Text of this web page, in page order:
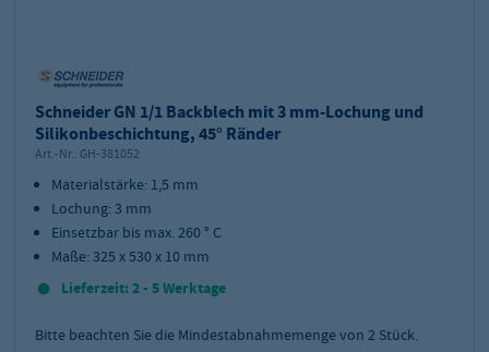
Schneider GN 1/1 Backblech mit 3 mm-Lochung und
Silikonbeschichtung, 45° Ränder
Art.-Nr.: GH-381052
Materialstärke: 1,5 mm
Lochung: 3 mm
Einsetzbar bis max. 260 ° C
Maße: 325 x 530 x 10 mm
Lieferzeit: 2 - 5 Werktage
Bitte beachten Sie die Mindestabnahmemenge von 2 Stück.